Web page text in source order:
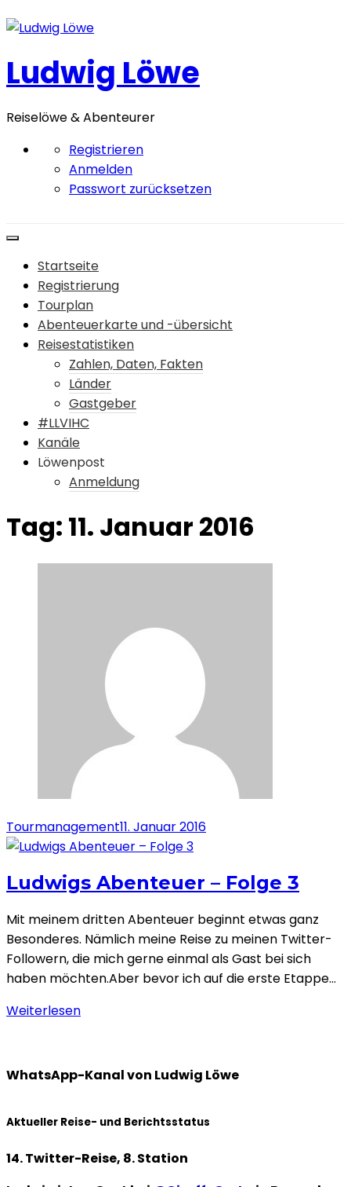
Zum
Inhalt
Ludwig Löwe
Reiselöwe & Abenteurer
Registrieren
Anmelden
Passwort zurücksetzen
Startseite
Registrierung
Tourplan
Abenteuerkarte und -übersicht
Reisestatistiken
Zahlen, Daten, Fakten
Länder
Gastgeber
#LLVIHC
Kanäle
Löwenpost
Anmeldung
Tag: 11. Januar 2016
Tourmanagement11. Januar 2016
Ludwigs Abenteuer – Folge 3
Mit meinem dritten Abenteuer beginnt etwas ganz
Besonderes. Nämlich meine Reise zu meinen Twitter-
Followern, die mich gerne einmal als Gast bei sich
haben möchten.Aber bevor ich auf die erste Etappe…
Weiterlesen
WhatsApp-Kanal von Ludwig Löwe
Aktueller Reise- und Berichtsstatus
14. Twitter-Reise, 8. Station